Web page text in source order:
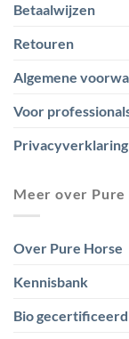
Betaalwijzen
Retouren
Algemene
Voor
Privacyverklaring
Meer over Pure
Over Pure Horse
Kennisbank
Bio gecertificeerd